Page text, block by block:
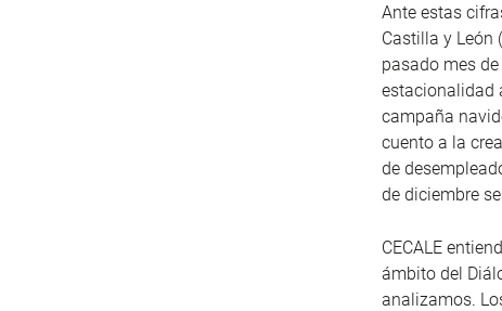
Ante estas
Castilla y León
pasado mes
estacionalidad
campaña
cuento a la
de
de diciembre
CECALE
ámbito del
analizamos.